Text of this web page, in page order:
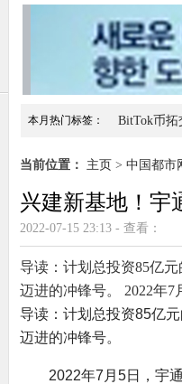
本月热门标签： BitTok币
当前位置：
主页 > 中国都市
兴建新基地！宇
2022-07-15 23:13 - 查看：
导读：计划总投资85亿
迈进的冲锋号。 2022年
导读：计划总投资85亿
迈进的冲锋号。
2022年7月5日，宇通